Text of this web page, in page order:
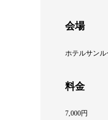
会場
ホテルサン
料金
7,000円